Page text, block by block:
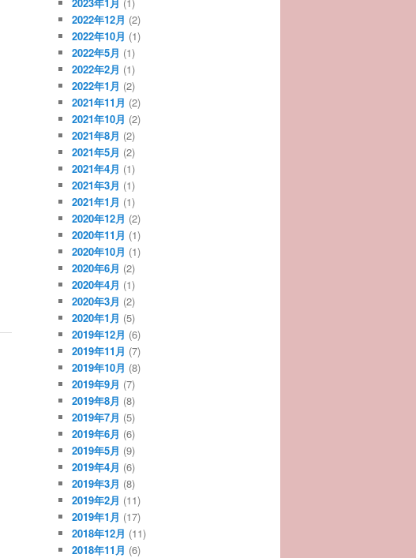
2022年12月 (2)
2022年10月 (1)
2022年5月 (1)
2022年2月 (1)
2022年1月 (2)
2021年11月 (2)
2021年10月 (2)
2021年8月 (2)
2021年5月 (2)
2021年4月 (1)
2021年3月 (1)
2021年1月 (1)
2020年12月 (2)
2020年11月 (1)
2020年10月 (1)
2020年6月 (2)
2020年4月 (1)
2020年3月 (2)
2020年1月 (5)
2019年12月 (6)
2019年11月 (7)
2019年10月 (8)
2019年9月 (7)
2019年8月 (8)
2019年7月 (5)
2019年6月 (6)
2019年5月 (9)
2019年4月 (6)
2019年3月 (8)
2019年2月 (11)
2019年1月 (17)
2018年12月 (11)
2018年11月 (6)